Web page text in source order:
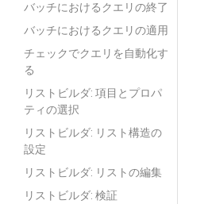
バッチにおけるクエリの終了
バッチにおけるクエリの適用
チェックでクエリを自動化す
る
リストビルダ: 項目とプロパ
ティの選択
リストビルダ: リスト構造の
設定
リストビルダ: リストの編集
リストビルダ: 検証